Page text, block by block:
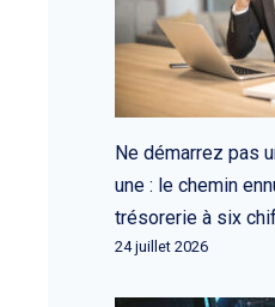
Ne démarrez pas
une : le chemin
trésorerie à six
24 juillet 2026